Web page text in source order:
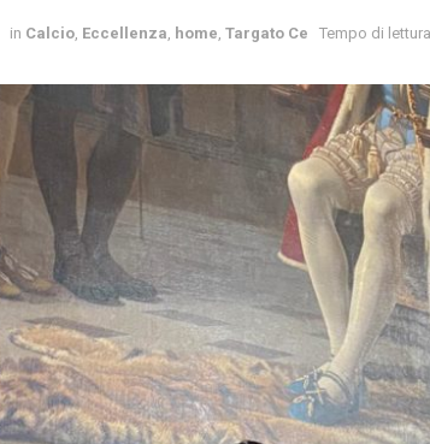
in Calcio Eccellenza home Targato Ce Tempo di